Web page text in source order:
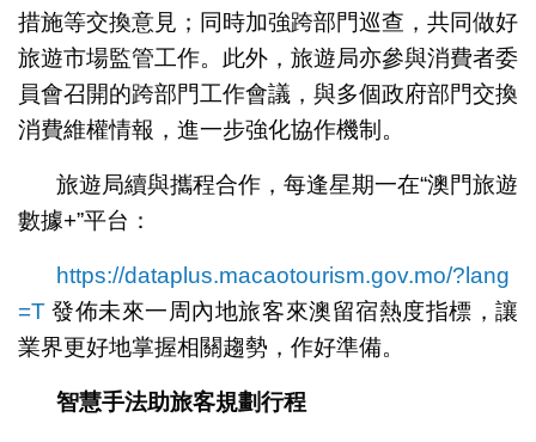
措施等交換意見；同時加強跨部門巡查，共同做好
旅遊市場監管工作。此外，旅遊局亦參與消費者委
員會召開的跨部門工作會議，與多個政府部門交換
消費維權情報，進一步強化協作機制。
旅遊局續與攜程合作，每逢星期一在“澳門旅遊
數據+”平台：
https://dataplus.macaotourism.gov.mo/?lang
=T發佈未來一周內地旅客來澳留宿熱度指標，讓
業界更好地掌握相關趨勢，作好準備。
智慧手法助旅客規劃行程